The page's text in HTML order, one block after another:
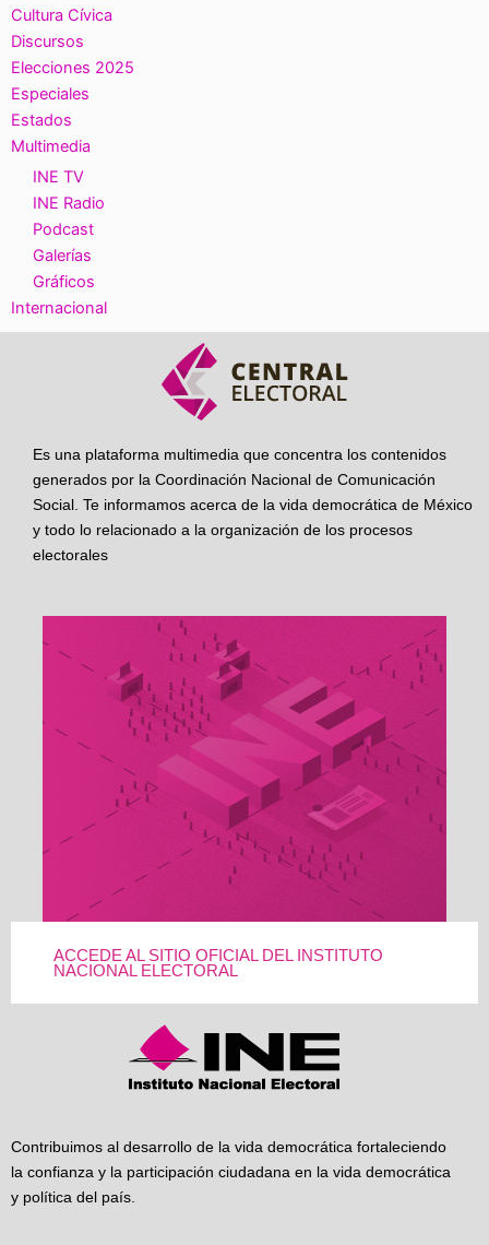
Cultura Cívica
Discursos
Elecciones 2025
Especiales
Estados
Multimedia
INE TV
INE Radio
Podcast
Galerías
Gráficos
Internacional
Es una plataforma multimedia que concentra los contenidos
generados por la Coordinación Nacional de Comunicación
Social. Te informamos acerca de la vida democrática de México
y todo lo relacionado a la organización de los procesos
electorales
ACCEDE AL SITIO OFICIAL DEL INSTITUTO
NACIONAL ELECTORAL
Contribuimos al desarrollo de la vida democrática fortaleciendo
la confianza y la participación ciudadana en la vida democrática
y política del país.